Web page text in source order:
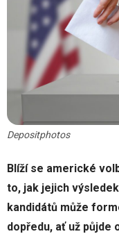
Depositphotos
Blíží se americké
to, jak jejich
kandidátů může
dopředu, ať už půjde